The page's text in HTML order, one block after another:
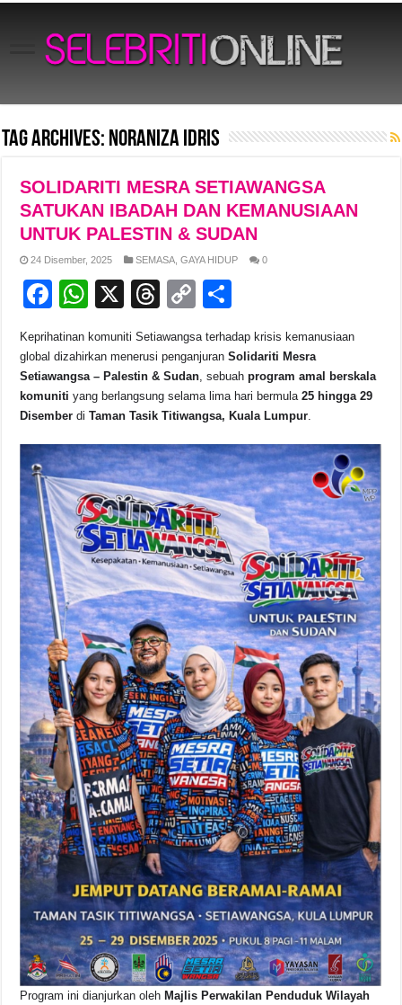
Tag Archives: NORANIZA IDRIS
SOLIDARITI MESRA SETIAWANGSA
SATUKAN IBADAH DAN KEMANUSIAAN
UNTUK PALESTIN & SUDAN
24 Disember, 2025 SEMASA ,GAYA HIDUP 0
F
c
e
b
o
o
k
W
at
s
A
p
p
X
T
e
a
d
s
C
p
y
Li
n
k
ar
e
Keprihatinan komuniti Setiawangsa terhadap krisis kemanusiaan
global dizahirkan menerusi penganjuranSolidariti Mesra
Setiawangsa – Palestin & Sudan, sebuahprogram amal berskala
komuniti yang berlangsung selama lima hari bermula25 hingga 29
Disember diTaman Tasik Titiwangsa, Kuala Lumpur.
Program ini dianjurkan oleh Majlis Perwakilan Penduduk Wilayah